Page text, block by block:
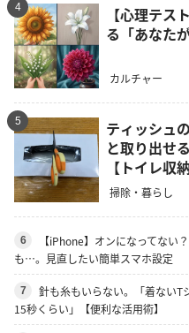
4
【心理テス
る「あなた
カルチャー
5
ティッシュ
と取り出せ
【トイレ収
掃除・暮らし
6
【iPhone】オンになってない
も…。見直したい簡単スマホ設定
7
針も糸もいらない。「着ない
15秒くらい」【便利な活用術】